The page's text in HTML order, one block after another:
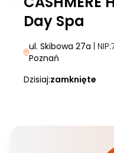
Day Spa
ul. Skibowa 27a |
Poznań
Dzisiaj:zamknięte